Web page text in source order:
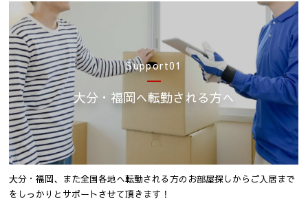
Support01
大分・福岡へ転勤される方へ
大分・福岡、また全国各地へ転勤される方のお部屋探しから ご入居まで
をしっかりとサポートさせて頂きます！